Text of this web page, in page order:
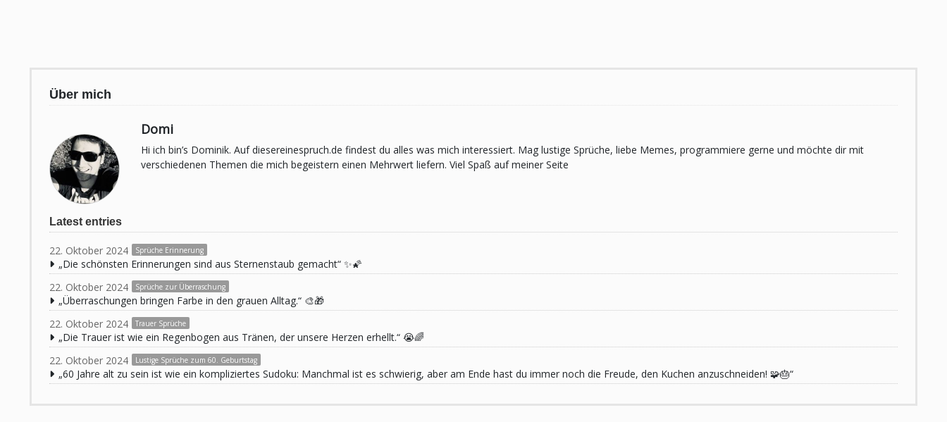
Über mich
Domi
Hi ich bin’s Dominik. Auf diesereinespruch.de findest du alles was mich interessiert. Mag lustige Sprüche, liebe Memes, programmiere gerne und möchte dir mit
verschiedenen Themen die mich begeistern einen Mehrwert liefern. Viel Spaß auf meiner Seite
Latest entries
22. Oktober 2024 Sprüche Erinnerung
„Die schönsten Erinnerungen sind aus Sternenstaub gemacht“ ✨🌠
22. Oktober 2024
Sprüche zur Überraschung
„Überraschungen bringen Farbe in den grauen Alltag.“ 🎨🎁
22. Oktober 2024
Trauer Sprüche
„Die Trauer ist wie ein Regenbogen aus Tränen, der unsere Herzen erhellt.“ 😭🌈
22. Oktober 2024
Lustige Sprüche zum 60. Geburtstag
„60 Jahre alt zu sein ist wie ein kompliziertes Sudoku: Manchmal ist es schwierig, aber am Ende hast du immer noch die Freude, den Kuchen anzuschneiden! 🧩🎂“